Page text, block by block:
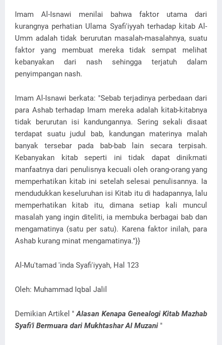
Imam Al-Isnawi menilai bahwa faktor utama dari
kurangnya perhatian Ulama Syafi'iyyah terhadap kitab Al-
Umm adalah tidak berurutan masalah-masalahnya, suatu
faktor yang membuat mereka tidak sempat melihat
kebanyakan dari nash sehingga terjatuh dalam
penyimpangan nash.
Imam Al-Isnawi berkata: "Sebab terjadinya perbedaan dari
para Ashab terhadap Imam mereka adalah kitab-kitabnya
tidak berurutan isi kandungannya. Sering sekali disaat
terdapat suatu judul bab, kandungan materinya malah
banyak tersebar pada bab-bab lain secara terpisah.
Kebanyakan kitab seperti ini tidak dapat dinikmati
manfaatnya dari penulisnya kecuali oleh orang-orang yang
memperhatikan kitab ini setelah selesai penulisannya. Ia
mendudukkan keseluruhan isi Kitab itu di hadapannya, lalu
memperhatikan kitab itu, dimana setiap kali muncul
masalah yang ingin diteliti, ia membuka berbagai bab dan
mengamatinya (satu per satu). Karena faktor inilah, para
Ashab kurang minat mengamatinya."}}
Al-Mu'tamad 'inda Syafi'iyyah, Hal 123
Oleh: Muhammad Iqbal Jalil
Demikian Artikel "Alasan Kenapa Genealogi Kitab Mazhab
Syafi'i Bermuara dari Mukhtashar Al Muzani "